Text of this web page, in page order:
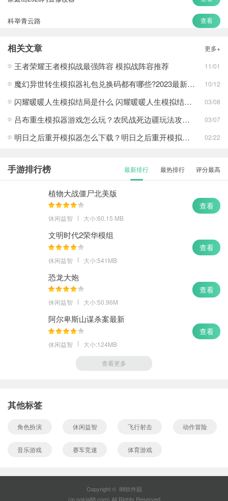
科举青云路 查看
长生劫
荒岛的王 查看
相关文章 更多+
王者荣耀王者模拟战最强阵容 模拟战阵容推荐 11/01
魔幻异世转生模拟器礼包兑换码都有哪些?2023最新礼包兑换码一览 10/12
闪耀暖暖人生模拟结局是什么 闪耀暖暖人生模拟结局攻略 03/08
吕布重生模拟器游戏怎么玩？农民战死边疆玩法攻略介绍一览 03/07
明日之后重开模拟器怎么下载？明日之后重开模拟器怎么玩？ 02/22
手游排行榜 最新排行 最热排行 评分最高
植物大战僵尸北美版
休闲益智 大小:60.15 MB
查看
文明时代2荣华模组
休闲益智 大小:541MB
查看
恐龙大炮
休闲益智 大小:50.96M
查看
阿尔卑斯山谋杀案最新
休闲益智 大小:124MB
查看
查看更多
其他标签
角色扮演 休闲益智 飞行射击 动作冒险
音乐游戏 赛车竞速 体育游戏
Copyright © 88软件园
(m.nokia88.com).All Rights Reserved